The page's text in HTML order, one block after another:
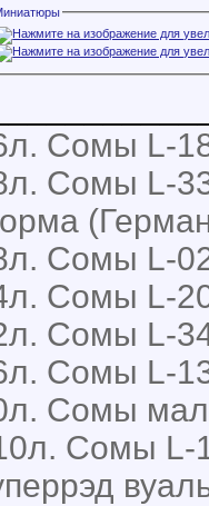
Сомы L-
Сомы L-
Сомы L-
Сомы L-
Сомы L-
Сомы L-
Сомы
Сомы L-